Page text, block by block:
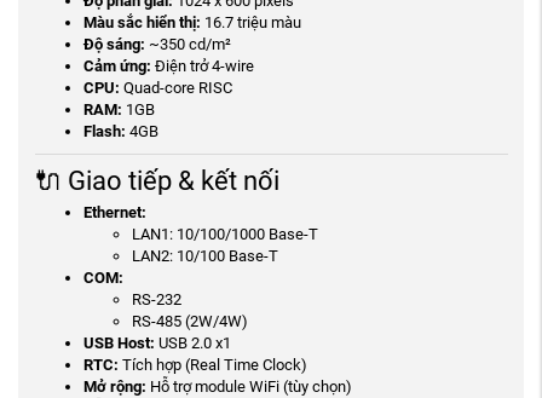
Màu sắc hiển thị: 16.7 triệu màu
Độ sáng: ~350 cd/m²
Cảm ứng: Điện trở 4-wire
CPU: Quad-core RISC
RAM: 1GB
Flash: 4GB
🔌 Giao tiếp & kết nối
Ethernet:
LAN1: 10/100/1000 Base-T
LAN2: 10/100 Base-T
COM:
RS-232
RS-485 (2W/4W)
USB Host: USB 2.0 x1
RTC: Tích hợp (Real Time Clock)
Mở rộng: Hỗ trợ module WiFi (tùy chọn)